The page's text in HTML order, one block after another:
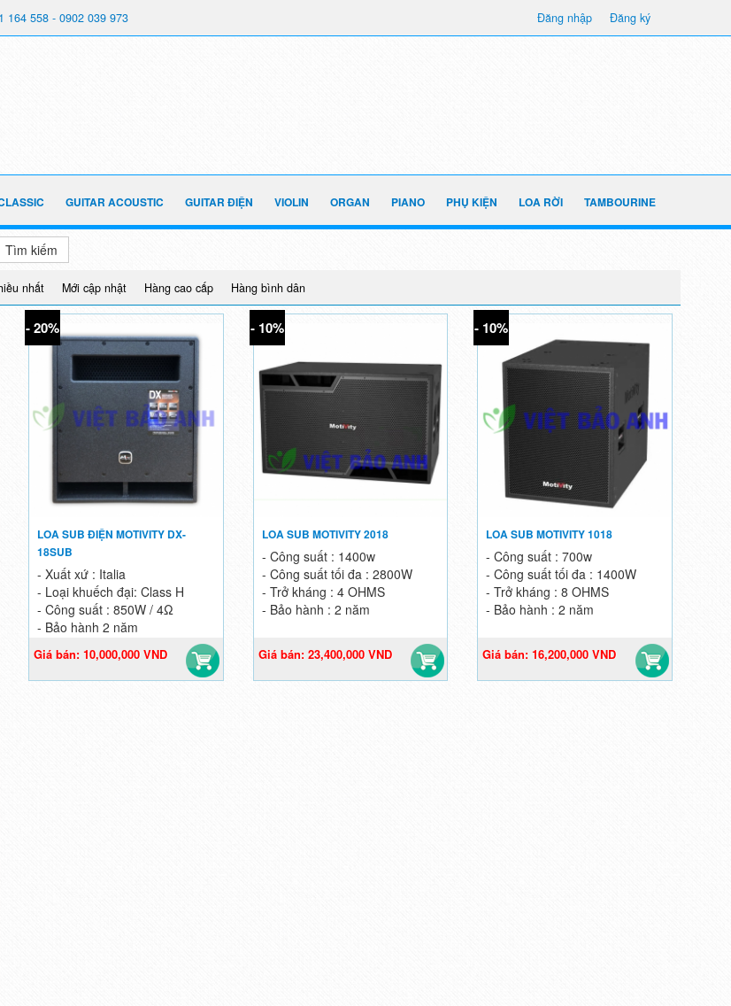
164 558 - 0902 039 973 Đăng ký
Đăng nhập
GUITAR ACOUSTIC GUITAR ĐIỆN VIOLIN ORGAN PIANO PHỤ KIỆN LOA RỜI TAMBOURINE
Tìm kiếm
nhất Mới cập nhật Hàng cao cấp Hàng bình dân
- 20%
LOA SUB ĐIỆN MOTIVITY DX-
18SUB
- Xuất xứ : Italia
- Loại khuếch đại: Class H
- Công suất : 850W / 4Ω
- Bảo hành 2 năm
12,500,000 VND
Giá bán: 10,000,000 VND
- 10%
LOA SUB MOTIVITY 2018
- Công suất : 1400w
- Công suất tối đa : 2800W
- Trở kháng : 4 OHMS
- Bảo hành : 2 năm
26,000,000 VND
Giá bán: 23,400,000 VND
- 10%
LOA SUB MOTIVITY 1018
- Công suất : 700w
- Công suất tối đa : 1400W
- Trở kháng : 8 OHMS
- Bảo hành : 2 năm
18,000,000 VND
Giá bán: 16,200,000 VND